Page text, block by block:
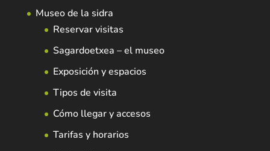
Museo de la sidra
Reservar visitas
Sagardoetxea – el museo
Exposición y espacios
Tipos de visita
Cómo llegar y accesos
Tarifas y horarios